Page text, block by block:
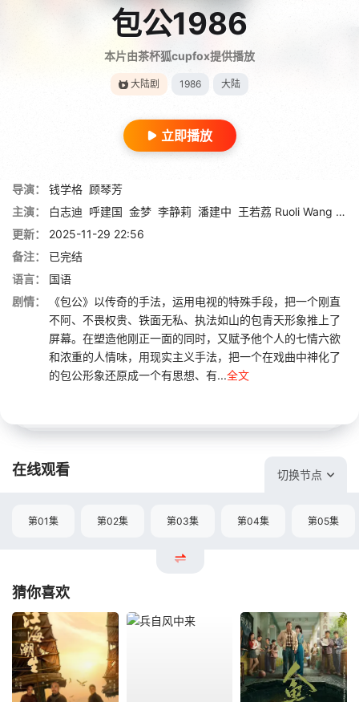
包公1986
本片由茶杯狐cupfox提供播放
大陆剧 1986 大陆
立即播放
导演： 钱学格 顾琴芳
主演：
白志迪 呼建国 金梦 李静莉 潘建中 王若荔 Ruoli Wang 赵
更新：
2025-11-29 22:56
备注：
已完结
语言：
国语
剧情：
《包公》以传奇的手法，运用电视的特殊手段，把一个刚直
不阿、不畏权贵、铁面无私、执法如山的包青天形象推上了
屏幕。在塑造他刚正一面的同时，又赋予他个人的七情六欲
和浓重的人情味，用现实主义手法，把一个在戏曲中神化了
的包公形象还原成一个有思想、有...全文
在线观看 切换节点
第01集 第02集 第03集 第04集 第05集
猜你喜欢